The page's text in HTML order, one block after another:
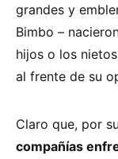
grandes y
Bimbo –
hijos o los
al frente de su
Claro que, por
compañías